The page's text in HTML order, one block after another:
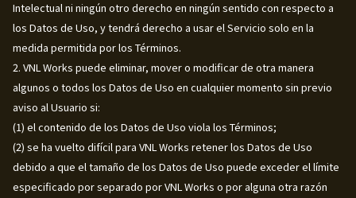
Intelectual ni ningún otro derecho en ningún sentido con respecto a
los Datos de Uso, y tendrá derecho a usar el Servicio solo en la
medida permitida por los Términos.
2. VNL Works puede eliminar, mover o modificar de otra manera
algunos o todos los Datos de Uso en cualquier momento sin previo
aviso al Usuario si:
(1) el contenido de los Datos de Uso viola los Términos;
(2) se ha vuelto difícil para VNL Works retener los Datos de Uso
debido a que el tamaño de los Datos de Uso puede exceder el límite
especificado por separado por VNL Works o por alguna otra razón